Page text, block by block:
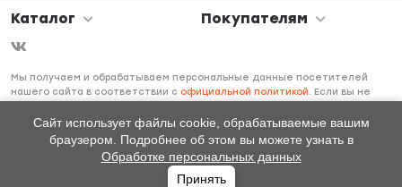
Каталог Покупателям
Мы получаем и обрабатываем персональные данные посетителей
нашего сайта в соответствии с официальной политикой
. Если вы не
необходимо покинуть наш сайт.
Сайт использует файлы cookie, обрабатываемые вашим
браузером. Подробнее об этом вы можете узнать в
Обработке персональных данных
Принять